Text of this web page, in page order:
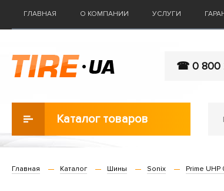
ГЛАВНАЯ О КОМПАНИИ УСЛУГИ
☎ 0 800
Каталог товаров
Главная Каталог Шины Sonix Prime UHP